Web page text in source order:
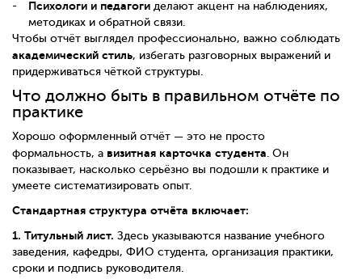
Психологи и педагоги делают акцент на наблюдениях,
методиках и обратной связи.
Чтобы отчёт выглядел профессионально, важно соблюдать
академический стиль, избегать разговорных выражений и
придерживаться чёткой структуры.
Что должно быть в правильном отчёте по
практике
Хорошо оформленный отчёт — это не просто
формальность, а визитная карточка студента . Он
показывает, насколько серьёзно вы подошли к практике и
умеете систематизировать опыт.
Стандартная структура отчёта включает:
1. Титульный лист. Здесь указываются название учебного
заведения, кафедры, ФИО студента, организация практики,
сроки и подпись руководителя.